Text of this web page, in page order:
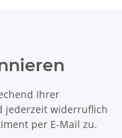
Ihrer
jederzeit widerruflich
per E-Mail zu.